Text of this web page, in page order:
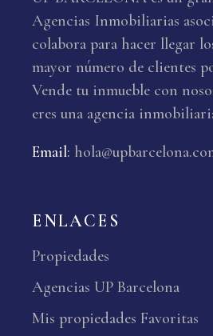
Agencias Inmobiliarias
colabora para hacer llegar
mayor número de clientes
Vende tu inmueble con
eres una agencia
Email:
ENLACES
Propiedades
Agencias UP Barcelona
Mis propiedades Favoritas